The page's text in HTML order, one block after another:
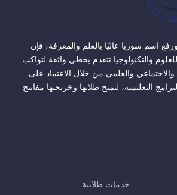
اسم سوريا عاليًا بالعلم والمعرفة، فإن
والتكنولوجيا تتقدم بخطى واثقة لتواكب
والعلمي من خلال الاعتماد على
التعليمية، لتمنح طلابها وخريجيها مفاتيح
خدمات طلابية